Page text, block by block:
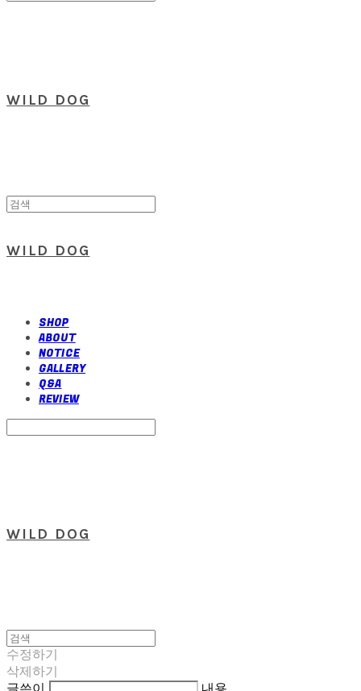
WILD DOG
WILD DOG
SHOP
ABOUT
NOTICE
GALLERY
Q&A
REVIEW
WILD DOG
수정하기
삭제하기